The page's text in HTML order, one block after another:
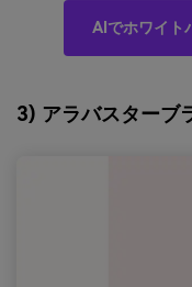
AIでホワイト
3) アラバスターブ